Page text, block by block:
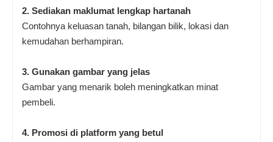
2. Sediakan maklumat lengkap hartanah
Contohnya keluasan tanah, bilangan bilik, lokasi dan
kemudahan berhampiran.
3. Gunakan gambar yang jelas
Gambar yang menarik boleh meningkatkan minat
pembeli.
4. Promosi di platform yang betul